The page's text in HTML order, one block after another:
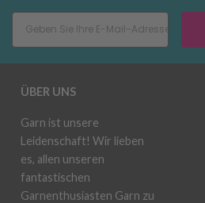
ÜBER UNS
Garn ist unsere
Leidenschaft! Wir lieben
es, allen unseren
fantastischen
Garnenthusiasten Garn zu